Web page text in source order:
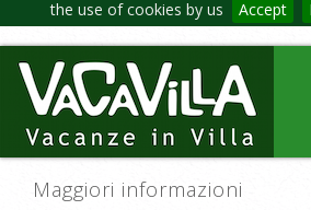
the use of cookies by us Accept
Maggiori informazioni